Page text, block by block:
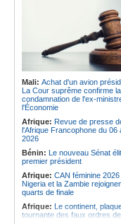
Visite du Président
République et de la Première
à Yamoussoukro
Afrique:L'Angola participe à
réunion du Partenariat
Monde arabe au Caire
Congo-Kinshasa:Plan
triennal 2026-2028 - L'IGF
digitalisation au coeur des
Congo-Kinshasa:RDC -
Tshisekedi place le CEFOCK
du Génocost !
Mali: Achat d'un avion
La Cour suprême confirme la
condamnation de l'ex-
l'Économie
Afrique: Revue de presse
l'Afrique Francophone du 06
2026
Bénin: Le nouveau Sénat
premier président
Afrique: CAN féminine
Nigeria et la Zambie
quarts de finale
Afrique: Le continent,
tournante des faux ordres de